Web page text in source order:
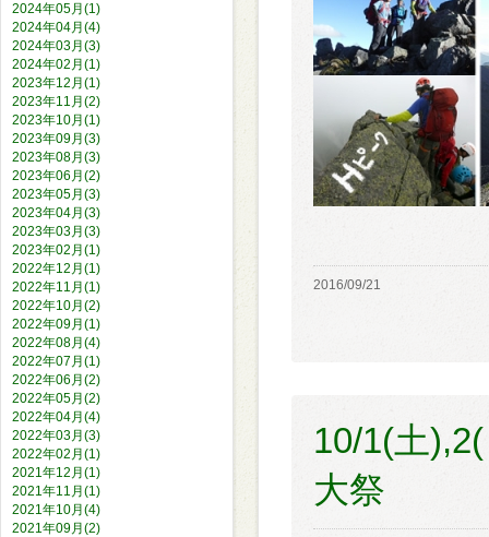
2024年05月(1)
2024年04月(4)
2024年03月(3)
2024年02月(1)
2023年12月(1)
2023年11月(2)
2023年10月(1)
2023年09月(3)
2023年08月(3)
2023年06月(2)
2023年05月(3)
2023年04月(3)
2023年03月(3)
2023年02月(1)
2022年12月(1)
2022年11月(1)
2022年10月(2)
2022年09月(1)
2022年08月(4)
2022年07月(1)
2022年06月(2)
2022年05月(2)
2022年04月(4)
2022年03月(3)
2022年02月(1)
2021年12月(1)
2021年11月(1)
2021年10月(4)
2021年09月(2)
2016/09/21
10/1(土
大祭